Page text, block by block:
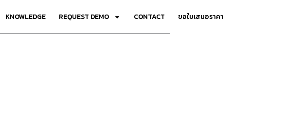
KNOWLEDGE REQUEST DEMO CONTACT ขอใบเสนอราคา